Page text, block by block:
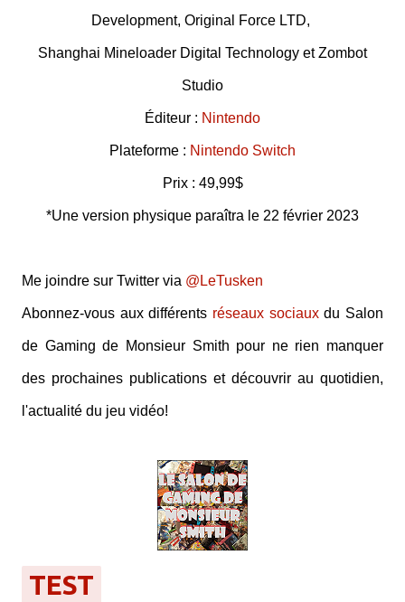
Development, Original Force LTD,
Shanghai Mineloader Digital Technology et Zombot
Studio
Éditeur : Nintendo
Plateforme : Nintendo Switch
Prix : 49,99$
*Une version physique paraîtra le 22 février 2023
Me joindre sur Twitter via @LeTusken
Abonnez-vous aux différents réseaux sociauxdu Salon
de Gaming de Monsieur Smith pour ne rien manquer
des prochaines publications et découvrir au quotidien,
l'actualité du jeu vidéo!
TEST